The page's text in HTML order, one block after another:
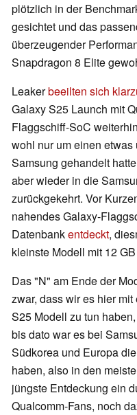
plötzlich in der
gesichtet und das
überzeugender
Snapdragon 8 Elite
Leakerbeeilten sich
Galaxy S25 Launch mit
Flaggschiff-SoC
wohl nur um einen
Samsung gehandelt
aber wieder in die
zurückgekehrt. Vor
nahendes Galaxy-
Datenbankentdeckt,
kleinste Modell mit 12
Das "N" am Ende der
zwar, dass wir es hier
S25 Modell zu tun
bis dato war es bei
Südkorea und Europa
haben, also in den
jüngste Entdeckung ein
Qualcomm-Fans, noch